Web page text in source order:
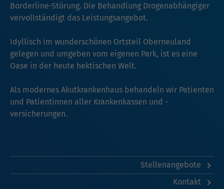
Borderline-Störung. Die Behandlung Drogenabhängiger
vervollständigt das Leistungsangebot.
Idyllisch im wunderschönen Ortsteil Oberneuland
gelegen und umgeben vom eigenen Park, ist es eine
Oase in der heute hektischen Welt.
Als modernes Akutkrankenhaus behandeln wir Patienten
und Patientinnen aller Krankenkassen und -
versicherungen.
Stellenangebote
Kontakt